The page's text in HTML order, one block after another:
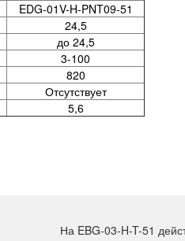
EDG-01V-H-PNT09-51
24,5
до 24,5
3-100
820
Отсутствует
5,6
На EBG-03-H-T-51